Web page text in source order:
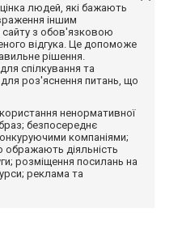
людей, які бажають
іншим
з обов'язковою
відгука. Це допоможе
рішення.
спілкування та
роз'яснення питань, що
ненормативної
безпосереднє
компаніями;
ображають діяльність
розміщення посилань на
реклама та